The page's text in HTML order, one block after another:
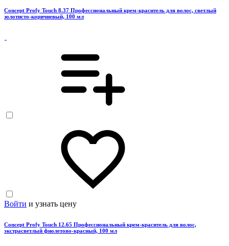
Concept Profy Touch 8.37 Профессиональный крем-краситель для волос, светлый
золотисто-коричневый, 100 мл
Войти и узнать цену
Concept Profy Touch 12.65 Профессиональный крем-краситель для волос,
экстрасветлый фиолетово-красный, 100 мл